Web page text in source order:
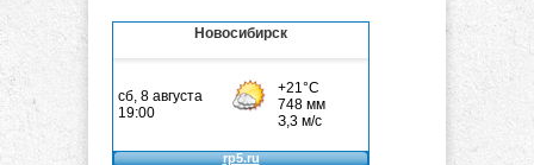
Новосибирск